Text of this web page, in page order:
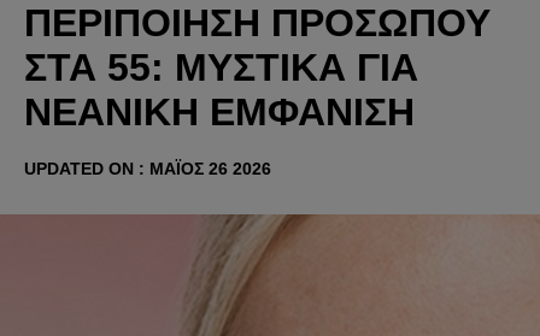
ΠΕΡΙΠΟΊΗΣΗ ΠΡΟΣΏΠΟΥ
ΣΤΑ 55: ΜΥΣΤΙΚΆ ΓΙΑ
ΝΕΑΝΙΚΉ ΕΜΦΆΝΙΣΗ
UPDATED ON : ΜΆΙΟΣ 26 2026